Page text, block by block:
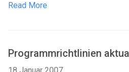
Read More
Programmrichtlinien